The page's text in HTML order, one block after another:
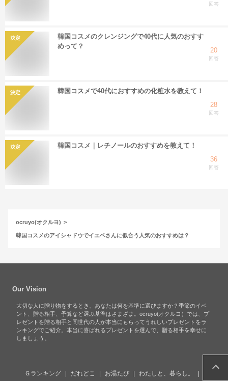
回答
決定
韓国コスメのクレンジングで40代に人気のおすす
めって？
20
回答
決定
韓国コスメで40代におすすめの化粧水を教えて！
28
回答
決定
韓国コスメ｜レチノールのおすすめを教えて！
36
回答
ocruyo(オクルヨ)
韓国コスメのアイシャドウでイエベさんに似合う人気のおすすめは？
Our Vision
大切な人に贈り物をするとき、あなたは何を基準に選びますか？季節のイベ
ント、贈る相手、予算など選ぶ基準はさまざま。ocruyo(オクルヨ）では、プ
レゼントを贈る相手と同世代の人が本当にもらってうれしいプレゼントをラ
ンキングでご紹介。本当に喜ばれるプレゼントを選んで、贈る相手を幸せに
しましょう。
Ｇランキング だれどこ お湯たび
わたしと、暮らし。